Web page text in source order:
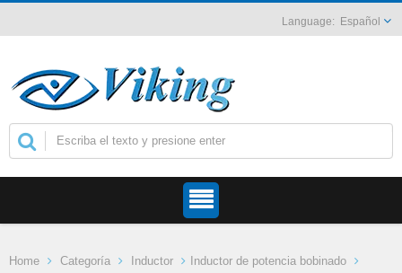
Español
Home Categoría Inductor
Inductor de potencia bobinado